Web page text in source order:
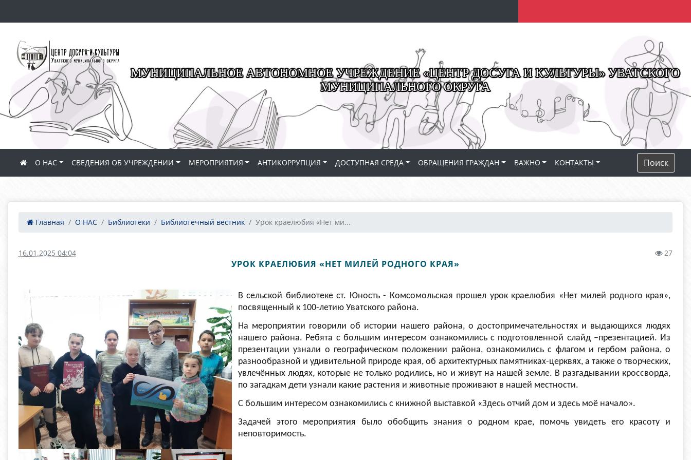
МУНИЦИПАЛЬНОЕ АВТОНОМНОЕ УЧРЕЖДЕНИЕ «ЦЕНТР ДОСУГА И КУЛЬТУРЫ» УВАТСКОГО
МУНИЦИПАЛЬНОГО ОКРУГА
О НАС СВЕДЕНИЯ ОБ УЧРЕЖДЕНИИ МЕРОПРИЯТИЯ АНТИКОРРУПЦИЯ ДОСТУПНАЯ СРЕДА ОБРАЩЕНИЯ ГРАЖДАН ВАЖНО КОНТАКТЫ Поиск
Главная О НАС Библиотеки Библиотечный вестник Урок краелюбия «Нет ми...
16.01.2025 04:04 27
УРОК КРАЕЛЮБИЯ «НЕТ МИЛЕЙ РОДНОГО КРАЯ»
В сельской библиотеке ст. Юность - Комсомольская прошел урок краелюбия «Нет милей родного края»,
посвященный к 100-летию Уватского района.
На мероприятии говорили об истории нашего района, о достопримечательностях и выдающихся людях
нашего района. Ребята с большим интересом ознакомились с подготовленной слайд –презентацией. Из
презентации узнали о географическом положении района, ознакомились с флагом и гербом района, о
разнообразной и удивительной природе края, об архитектурных памятниках-церквях, а также о творческих,
увлечённых людях, которые не только родились, но и живут на нашей земле. В разгадывании кроссворда,
по загадкам дети узнали какие растения и животные проживают в нашей местности.
С большим интересом ознакомились с книжной выставкой «Здесь отчий дом и здесь моё начало».
Задачей этого мероприятия было обобщить знания о родном крае, помочь увидеть его красоту и
неповторимость.